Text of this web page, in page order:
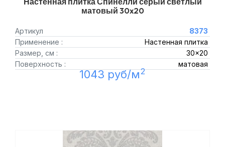
матовый 30x20
Артикул
8373
Применение :
Настенная плитка
Размер, см :
30x20
Поверхность :
матовая
1043 руб/м2